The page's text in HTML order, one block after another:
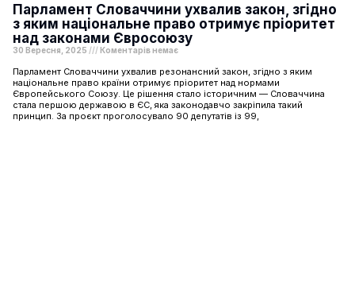
Парламент Словаччини ухвалив закон, згідно
з яким національне право отримує пріоритет
над законами Євросоюзу
30 Вересня, 2025 Коментарів немає
Парламент Словаччини ухвалив резонансний закон, згідно з яким
національне право країни отримує пріоритет над нормами
Європейського Союзу. Це рішення стало історичним — Словаччина
стала першою державою в ЄС, яка законодавчо закріпила такий
принцип. За проєкт проголосувало 90 депутатів із 99,